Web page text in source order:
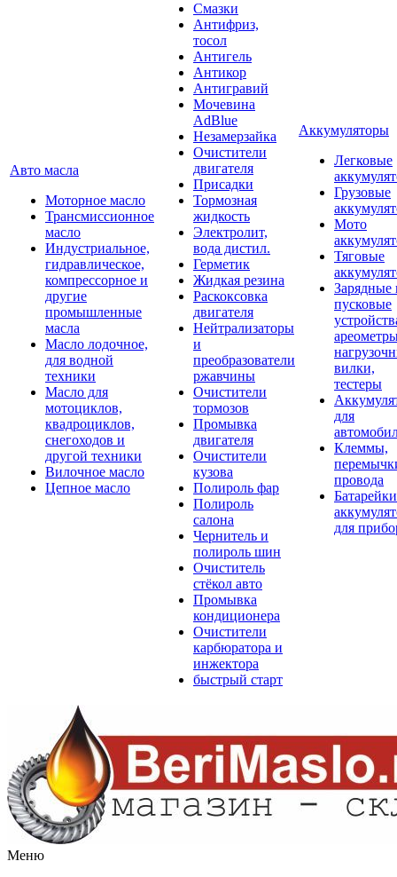
Авто масла
Моторное масло
Трансмиссионное
масло
Индустриальное,
гидравлическое,
компрессорное и
другие
промышленные
масла
Масло лодочное,
для водной
техники
Масло для
мотоциклов,
квадроциклов,
снегоходов и
другой техники
Вилочное масло
Цепное масло
Смазки
Антифриз,
тосол
Антигель
Антикор
Антигравий
Мочевина
AdBlue
Незамерзайка
Очистители
двигателя
Присадки
Тормозная
жидкость
Электролит,
вода дистил.
Герметик
Жидкая резина
Раскоксовка
двигателя
Нейтрализаторы
и
преобразователи
ржавчины
Очистители
тормозов
Промывка
двигателя
Очистители
кузова
Полироль фар
Полироль
салона
Чернитель и
полироль шин
Очиститель
стёкол авто
Промывка
кондиционера
Очистители
карбюратора и
инжектора
быстрый старт
Аккумуляторы
Легковые
Грузовые
Мото
Тяговые
Зарядные
пусковые
вилки,
тестеры
для
Клеммы,
провода
для
Меню